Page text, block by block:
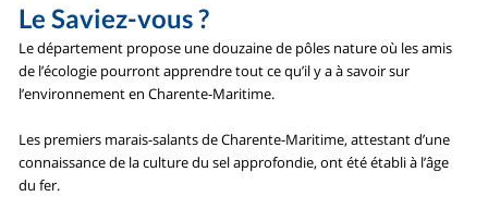
Le Saviez-vous ?
Le département propose une douzaine de pôles nature où les amis
de l’écologie pourront apprendre tout ce qu’il y a à savoir sur
l’environnement en Charente-Maritime.
Les premiers marais-salants de Charente-Maritime, attestant d’une
connaissance de la culture du sel approfondie, ont été établi à l’âge
du fer.